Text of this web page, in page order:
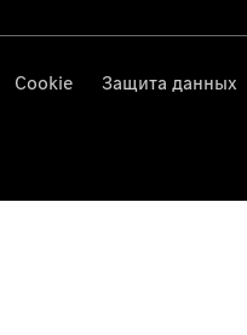
Cookie Защита данных